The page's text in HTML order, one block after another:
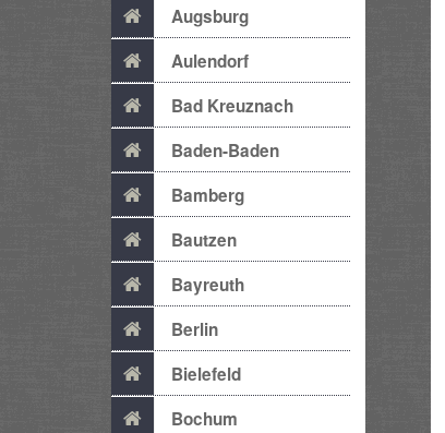
Augsburg
Aulendorf
Bad Kreuznach
Baden-Baden
Bamberg
Bautzen
Bayreuth
Berlin
Bielefeld
Bochum